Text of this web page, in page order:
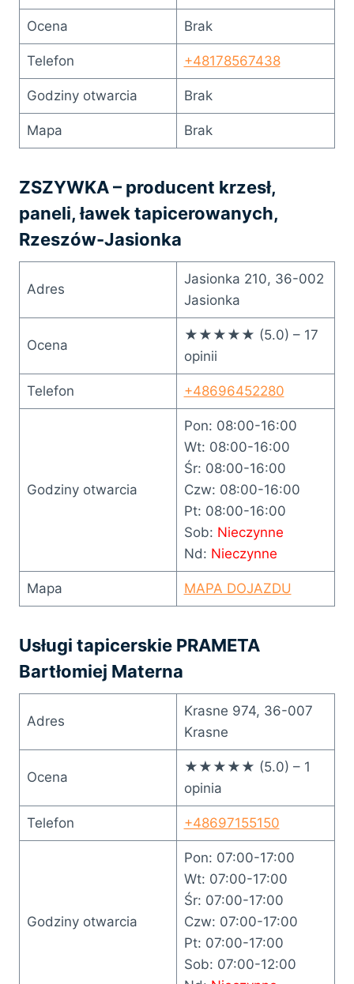
Ocena Brak
Telefon +48178567438
Godziny otwarcia Brak
Mapa Brak
ZSZYWKA – producent krzesł,
paneli, ławek tapicerowanych,
Rzeszów-Jasionka
Adres
Jasionka 210, 36-002
Jasionka
Ocena
★★★★★ (5.0) – 17
opinii
Telefon +48696452280
Godziny otwarcia
Pon: 08:00-16:00
Wt: 08:00-16:00
Śr: 08:00-16:00
Czw: 08:00-16:00
Pt: 08:00-16:00
Sob: Nieczynne
Nd: Nieczynne
Mapa MAPA DOJAZDU
Usługi tapicerskie PRAMETA
Bartłomiej Materna
Adres
Krasne 974, 36-007
Krasne
Ocena
★★★★★ (5.0) – 1
opinia
Telefon +48697155150
Godziny otwarcia
Pon: 07:00-17:00
Wt: 07:00-17:00
Śr: 07:00-17:00
Czw: 07:00-17:00
Pt: 07:00-17:00
Sob: 07:00-12:00